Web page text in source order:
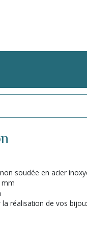
soudée en acier
mm
réalisation de vos